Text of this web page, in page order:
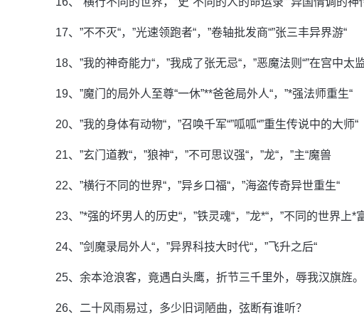
17、”不不灭“，”光速领跑者“，”卷轴批发商“”张三丰异界游“
18、”我的神奇能力“，”我成了张无忌“，”恶魔法则“”在宫中太
19、”魔门的局外人至尊“一休”**爸爸局外人“，”*强法师重生“
20、”我的身体有动物“，”召唤千军“”呱呱“”重生传说中的大师“
21、”玄门道教“，”狼神“，”不可思议强“，”龙“，”主“魔兽
22、”横行不同的世界“，”异乡口福“，”海盗传奇异世重生“
23、”*强的坏男人的历史“，”铁灵魂“，”龙*“，”不同的世界上*
24、”剑魔录局外人“，”异界科技大时代“，”飞升之后“
25、余本沧浪客，竟遇白头鹰，折节三千里外，辱我汉旗旌。
26、二十风雨易过，多少旧词陋曲，弦断有谁听？